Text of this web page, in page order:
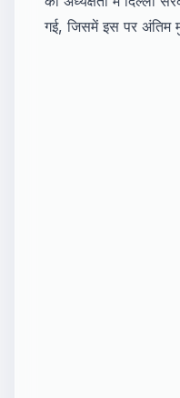
गई, जिसमें इस पर अंतिम